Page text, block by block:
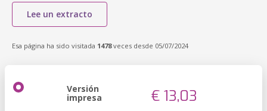
Lee un extracto
Esa página ha sido visitada 1478veces desde 05/07/2024
Versión
impresa € 13,03